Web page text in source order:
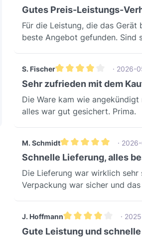
von 5 Sternen
Durchschnittliche
Gutes Preis-Leistungs-
Für die Leistung, die das
beste Angebot gefunden. Sind
S. Fischer
Durchschnittliche
· 2026-
Sehr zufrieden mit dem
Die Ware kam wie
alles war gut gesichert. Prima.
M. Schmidt
Durchschnittliche
·
Schnelle Lieferung, alles
Die Lieferung war wirklich
Verpackung war sicher und
J. Hoffmann
Durchschnittliche
·
Gute Leistung und